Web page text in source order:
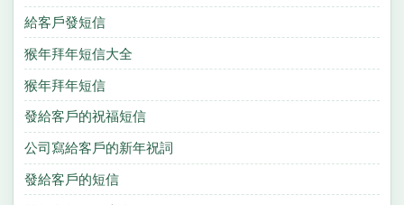
給客戶發短信
猴年拜年短信大全
猴年拜年短信
發給客戶的祝福短信
公司寫給客戶的新年祝詞
發給客戶的短信